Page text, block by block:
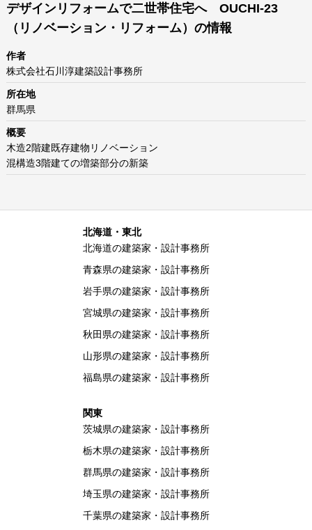
デザインリフォームで二世帯住宅へ OUCHI-23
（リノベーション・リフォーム）の情報
作者
株式会社石川淳建築設計事務所
所在地
群馬県
概要
木造2階建既存建物リノベーション
混構造3階建ての増築部分の新築
北海道・東北
北海道の建築家・設計事務所
青森県の建築家・設計事務所
岩手県の建築家・設計事務所
宮城県の建築家・設計事務所
秋田県の建築家・設計事務所
山形県の建築家・設計事務所
福島県の建築家・設計事務所
関東
茨城県の建築家・設計事務所
栃木県の建築家・設計事務所
群馬県の建築家・設計事務所
埼玉県の建築家・設計事務所
千葉県の建築家・設計事務所